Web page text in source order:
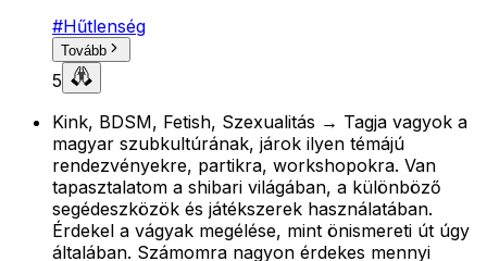
#Hűtlenség
Tovább
5
Kink, BDSM, Fetish, Szexualitás → Tagja vagyok a
magyar szubkultúrának, járok ilyen témájú
rendezvényekre, partikra, workshopokra. Van
tapasztalatom a shibari világában, a különböző
segédeszközök és játékszerek használatában.
Érdekel a vágyak megélése, mint önismereti út úgy
általában. Számomra nagyon érdekes mennyi